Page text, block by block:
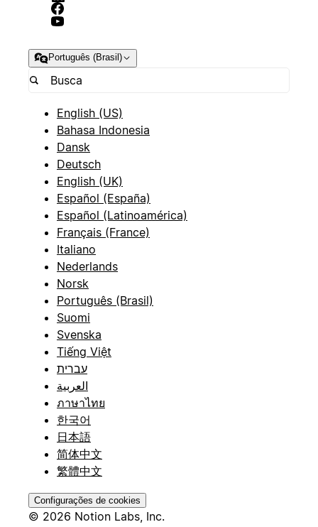
Português (Brasil)
English (US)
Bahasa Indonesia
Dansk
Deutsch
English (UK)
Español (España)
Español (Latinoamérica)
Français (France)
Italiano
Nederlands
Norsk
Português (Brasil)
Suomi
Svenska
Tiếng Việt
עברית
العربية
ภาษาไทย
한국어
日本語
简体中文
繁體中文
Configurações de cookies
© 2026 Notion Labs, Inc.